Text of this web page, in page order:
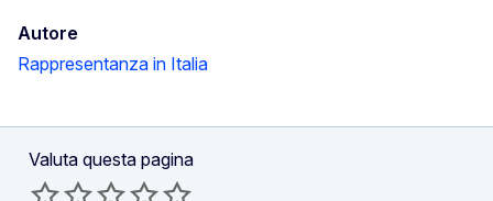
Autore
Rappresentanza in Italia
Valuta questa pagina